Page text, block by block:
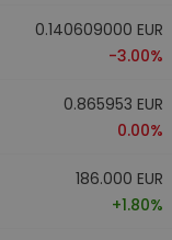
0.140609000 EUR
-3.00%
0.865953 EUR
0.00%
186.000 EUR
+1.80%